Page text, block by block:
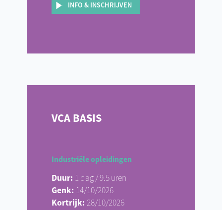
INFO & INSCHRIJVEN
VCA BASIS
Industriële opleidingen
Duur: 1 dag / 9.5 uren
Genk: 14/10/2026
Kortrijk: 28/10/2026